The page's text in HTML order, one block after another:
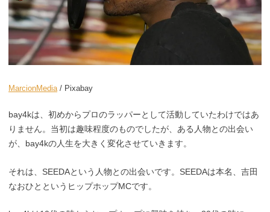
MarcionMedia/ Pixabay
bay4kは、初めからプロのラッパーとして活動していたわけではあ
りません。当初は趣味程度のものでしたが、ある人物との出会い
が、bay4kの人生を大きく変化させていきます。
それは、SEEDAという人物との出会いです。SEEDAは本名、吉田
なおひとというヒップホップMCです。